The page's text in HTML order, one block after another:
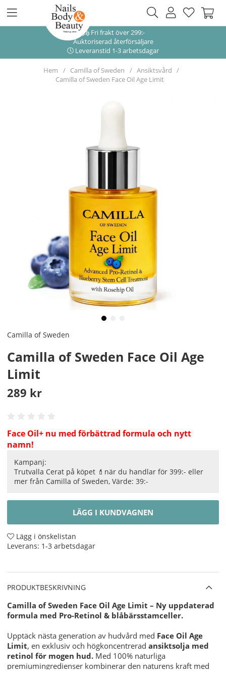
Fri frakt över 299:-
Auktoriserad återförsäljare
Leveranstid 1-3 arbetsdagar
Hem Camilla of Sweden
Ansiktsvård
Camilla of Sweden Face Oil Age Limit
Camilla of Sweden
Camilla of Sweden Face Oil Age
Limit
289 kr
Face Oil+ nu med förbättrad formula och nytt
namn!
Kampanj:
Trutvalla Cerat på köpet 💄när du handlar för 399:- eller
mer från Camilla of Sweden, Värde: 39:-
LÄGG I KUNDVAGNEN
Lägg i önskelistan
Leverans: 1-3 arbetsdagar
PRODUKTBESKRIVNING
Camilla of Sweden Face Oil Age Limit – Ny uppdaterad
formula med Pro-Retinol & blåbärsstamceller.
Upptäck nästa generation av hudvård med Face Oil Age
Limit, en exklusiv och högkoncentrerad ansiktsolja med
retinol för mogen hud. Med 100% naturliga
premiumingredienser kombinerar den naturens kraft med